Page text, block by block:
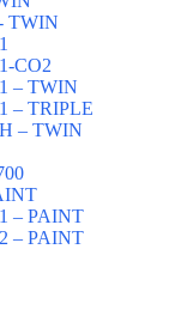
TWIN
CO2
– TWIN
– TRIPLE
– TWIN
– PAINT
– PAINT